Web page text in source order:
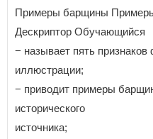
Примеры барщины
Дескриптор Обучающийся
− называет пять
иллюстрации;
− приводит примеры
исторического
источника;